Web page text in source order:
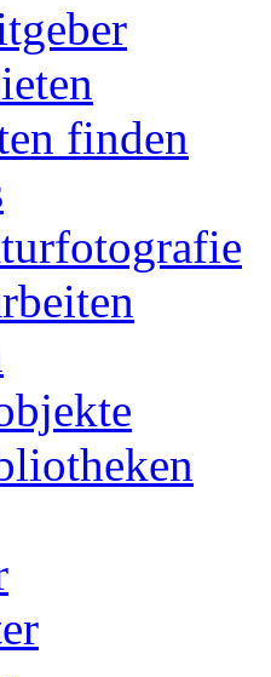
finden